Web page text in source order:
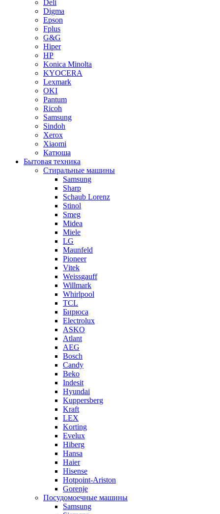
Deli
Digma
Epson
Fplus
G&G
Hiper
HP
Konica Minolta
KYOCERA
Lexmark
OKI
Pantum
Ricoh
Samsung
Sindoh
Xerox
Xiaomi
Катюша
Бытовая техника
Стиральные машины
Samsung
Sharp
Schaub Lorenz
Stinol
Smeg
Midea
Miele
LG
Maunfeld
Pioneer
Vitek
Weissgauff
Willmark
Whirlpool
TCL
Бирюса
Electrolux
ASKO
Atlant
AEG
Bosch
Candy
Beko
Indesit
Hyundai
Kuppersberg
Kraft
LEX
Korting
Evelux
Hiberg
Hansa
Haier
Hisense
Hotpoint-Ariston
Gorenje
Посудомоечные машины
Samsung